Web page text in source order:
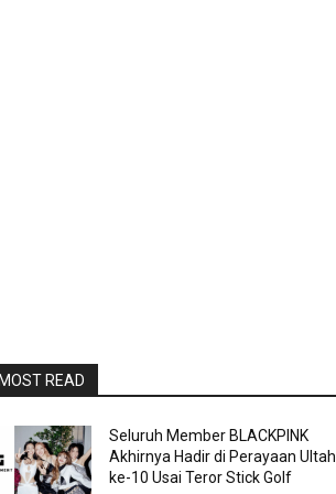
READ
Seluruh Member BLACKPINK
Akhirnya Hadir di Perayaan Ultah
ke-10 Usai Teror Stick Golf